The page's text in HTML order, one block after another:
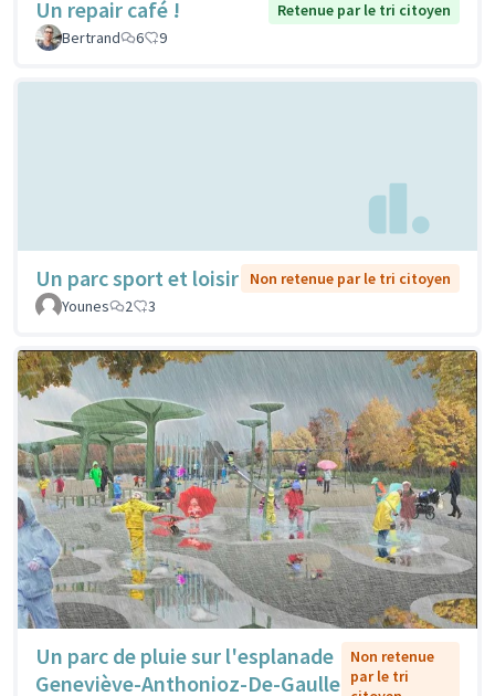
Un repair café !
Retenue par le tri citoyen
Bertrand
6 9
Un parc sport et loisir
Non retenue par le tri citoyen
Younes
2 3
Un parc de pluie sur l'esplanade
Geneviève-Anthonioz-De-Gaulle
Non retenue
par le tri